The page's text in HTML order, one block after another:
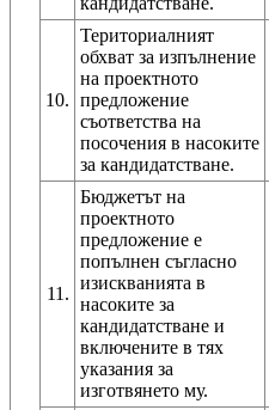
10.
Териториалният
обхват за изпълнение
на проектното
предложение
съответства на
посочения в насоките
за кандидатстване.
11.
Бюджетът на
проектното
предложение е
попълнен съгласно
изискванията в
насоките за
кандидатстване и
включените в тях
указания за
изготвянето му.